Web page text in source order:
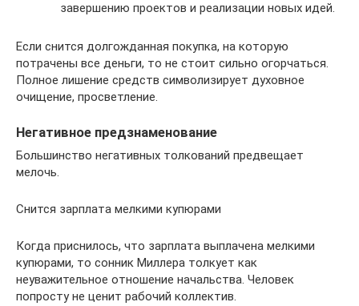
завершению проектов и реализации новых идей.
Если снится долгожданная покупка, на которую
потрачены все деньги, то не стоит сильно огорчаться.
Полное лишение средств символизирует духовное
очищение, просветление.
Негативное предзнаменование
Большинство негативных толкований предвещает
мелочь.
Снится зарплата мелкими купюрами
Когда приснилось, что зарплата выплачена мелкими
купюрами, то сонник Миллера толкует как
неуважительное отношение начальства. Человек
попросту не ценит рабочий коллектив.